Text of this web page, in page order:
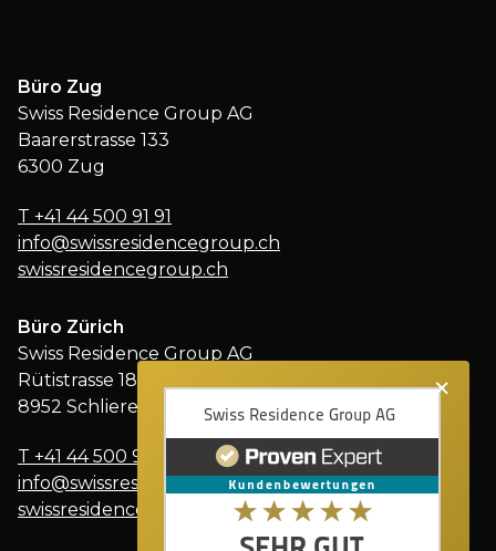
×
Büro Zug
Swiss Residence Group AG
Baarerstrasse 133
6300 Zug
T +41 44 500 91 91
info@swissresidencegroup.ch
swissresidencegroup.ch
Büro Zürich
Swiss Residence Group AG
Rütistrasse 18
8952 Schlieren
T +41 44 500 91 91
info@swissresidencegroup.ch
swissresidencegroup.ch